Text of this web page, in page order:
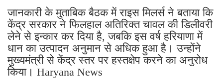
जानकारी के मुताबिक बैठक में राइस मिलर्स ने बताया कि
केंद्र सरकार ने फिलहाल अतिरिक्त चावल की डिलीवरी
लेने से इन्कार कर दिया है, जबकि इस वर्ष हरियाणा में
धान का उत्पादन अनुमान से अधिक हुआ है। उन्होंने
मुख्यमंत्री से केंद्र स्तर पर हस्तक्षेप करने का अनुरोध
किया। Haryana News